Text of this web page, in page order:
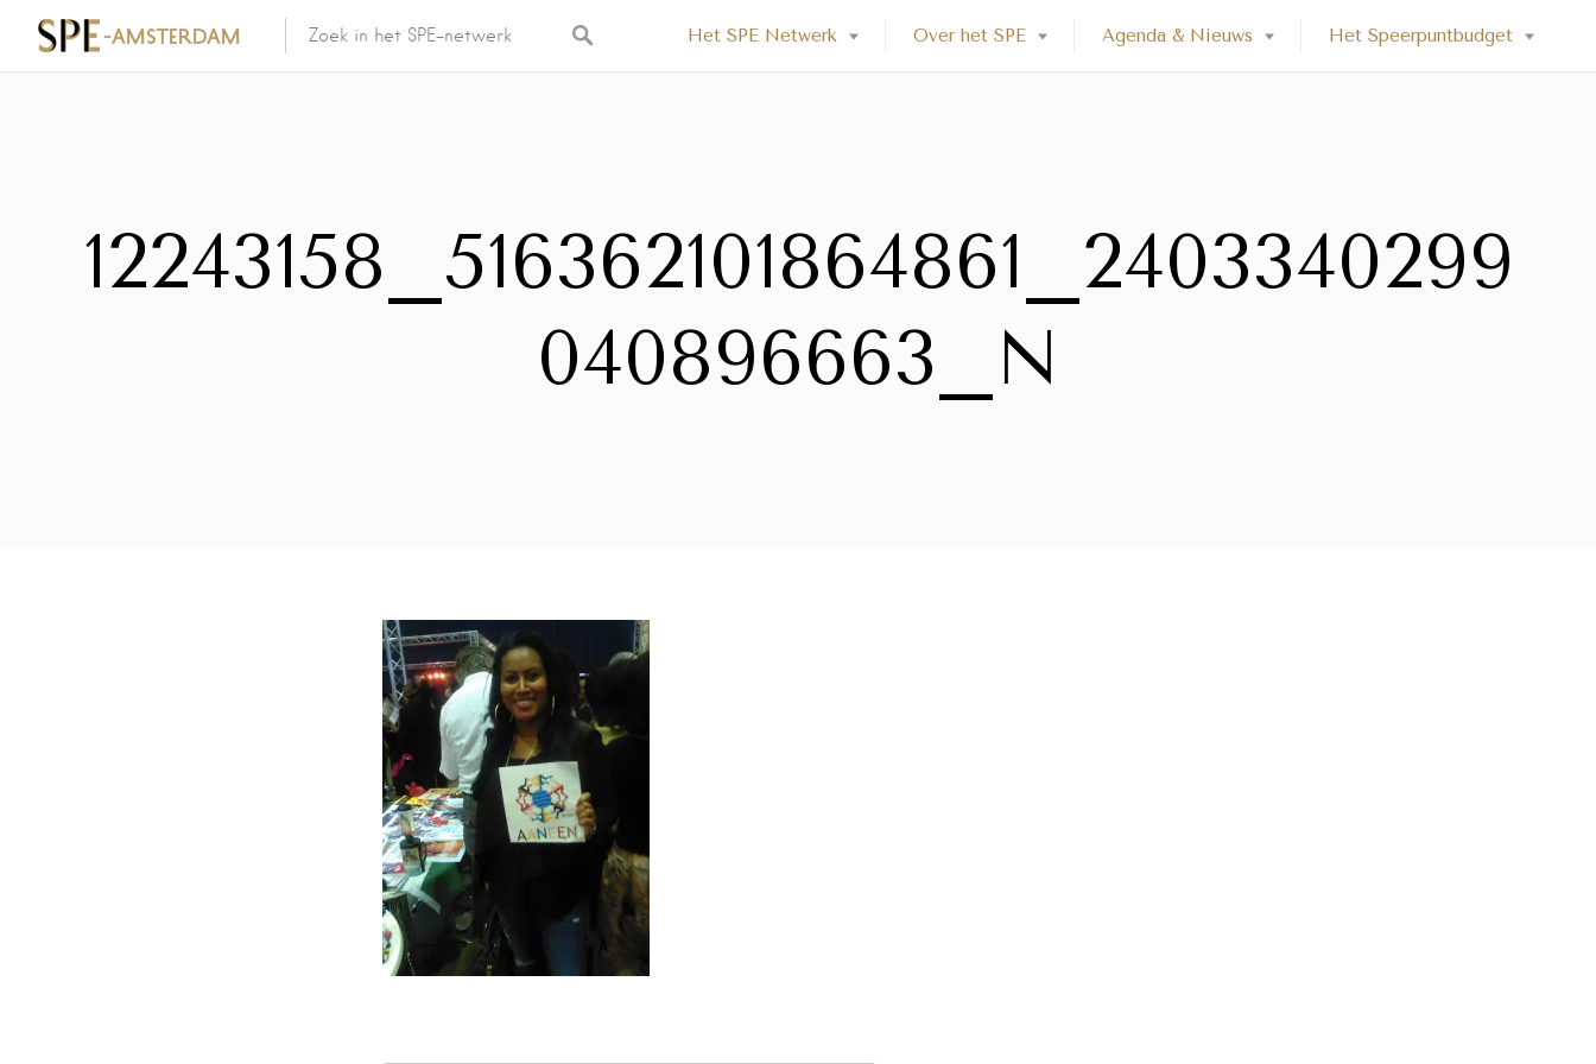
Het SPE Netwerk Over het SPE Agenda & Nieuws Het Speerpuntbudget
12243158_516362101864861_2403340299
040896663_N